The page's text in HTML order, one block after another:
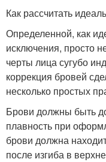
Как рассчитать
Определенной, как
исключения, просто
черты лица сугубо
коррекция бровей
несколько простых
Брови должны быть
плавность при
брови должна
после изгиба в